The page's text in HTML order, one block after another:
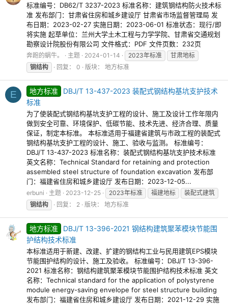
标准编号：DB62/T 3237-2023 标准名称：建筑钢结构防火技术标
准 发布部门：甘肃省住房和城乡建设厅 甘肃省市场监督管理局 发
布日期：2023-02-27 实施日期：2023-06-01 标准状态：现行/即
将实施 起草单位：兰州大学土木工程与力学学院、甘肃省交通规划
勘察设计院股份有限公司 文件格式：PDF 文件页数：232页
奔跑的蜗牛。 主题 2024-01-14 2023年标准
甘肃地标
钢结构
回复： 0 版块： 地方标准
E 地方标准
DBJ/T 13-437-2023 装配式钢结构基坑支护技术
标准
为了使装配式钢结构基坑支护工程的设计、施工及设计工作年限内
做到安全可靠、环境保护、低碳节能、技术先进、经济合理、质量
保证，制定本标准。 本标准适用于福建省建筑与市政工程的装配式
钢结构基坑支护工程的设计、施工、验收与监测。 标准编号：
DBJ/T 13-437-2023 标准名称：装配式钢结构基坑支护技术标准
英文名称：Technical Standard for retaining and protection
assembled steel structure of foundation excavation 发布部
门：福建省住房和城乡建设厅 发布日期：2023-12-05...
erbuni 主题 2023-12-25 2023年标准 福建地标
装配式建筑
钢结构
回复： 2 版块： 地方标准
地方标准
DBJ/T 13-396-2021 钢结构建筑聚苯模块节能围
护结构技术标准
本标准适用于新建、改建、扩建的钢结构工业与民用建筑EPS模块
节能围护结构的设计、施工及验收。 标准编号：DBJ/T 13-396-
2021 标准名称：钢结构建筑聚苯模块节能围护结构技术标准 英文
名称：Technical standard for the application of polystyrene
module energy-saving envelope for steel structure building
发布部门：福建省住房和城乡建设厅 发布日期：2021-12-29 实施